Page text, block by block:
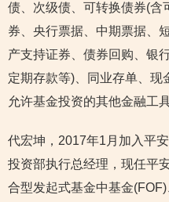
债、次级债、可转换债券(含
券、央行票据、中期票据、
产支持证券、债券回购、银
定期存款等)、同业存单、现
允许基金投资的其他金融工具
代宏坤，2017年1月加入平
投资部执行总经理，现任平
合型发起式基金中基金